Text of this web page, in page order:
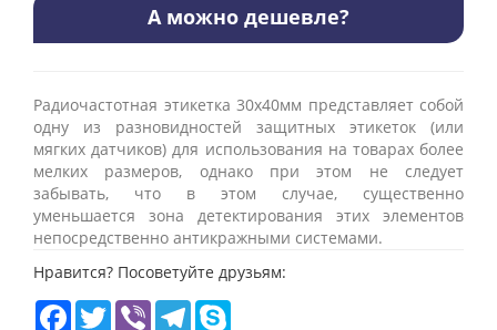
А можно дешевле?
Радиочастотная этикетка 30х40мм представляет собой
одну из разновидностей защитных этикеток (или
мягких датчиков) для использования на товарах более
мелких размеров, однако при этом не следует
забывать, что в этом случае, существенно
уменьшается зона детектирования этих элементов
непосредственно антикражными системами.
Нравится? Посоветуйте друзьям:
Facebook
TwitterViber Telegram